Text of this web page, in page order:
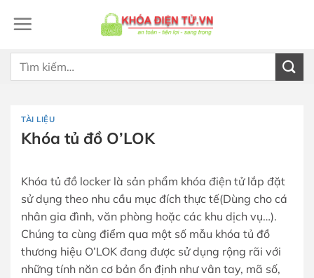
qua
dung
Tìm
TÀI LIỆU
Khóa tủ đồ O’LOK
Khóa tủ đồ locker là sản phẩm khóa điện tử lắp đặt
sử dụng theo nhu cầu mục đích thực tế(Dùng cho cá
nhân gia đình, văn phòng hoặc các khu dịch vụ…).
Chúng ta cùng điểm qua một số mẫu khóa tủ đồ
thương hiệu O’LOK đang được sử dụng rộng rãi với
những tính năn cơ bản ổn định như vân tay, mã số,